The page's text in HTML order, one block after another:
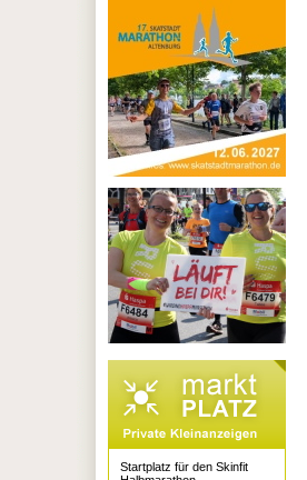
Startplatz für den Skinfit